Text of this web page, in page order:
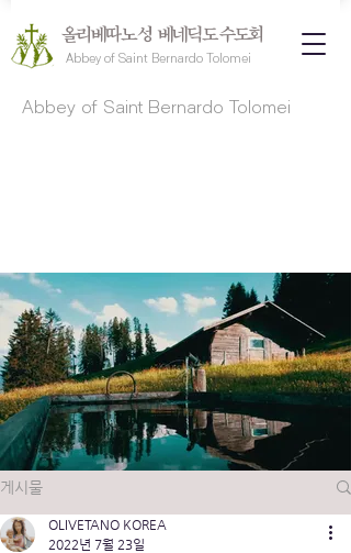
올리베따노 성 베네딕도 수도회
Abbey of Saint Bernardo Tolomei
Abbey of Saint Bernardo Tolomei
게시물
OLIVETANO KOREA
2022년 7월 23일